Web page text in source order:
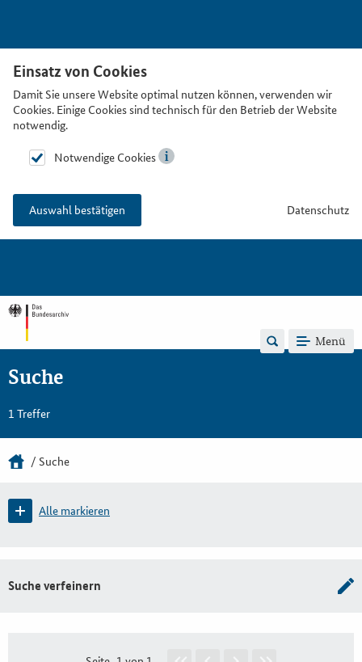
Einsatz von Cookies
Damit Sie unsere Website optimal nutzen können, verwenden wir
Cookies. Einige Cookies sind technisch für den Betrieb der Website
notwendig.
Notwendige Cookies
Auswahl bestätigen Datenschutz
Menü
Suche
1 Treffer
Suche
Alle markieren
Suche verfeinern